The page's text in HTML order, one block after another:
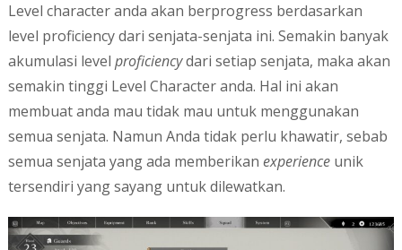
Level character anda akan berprogress berdasarkan
level proficiency dari senjata-senjata ini. Semakin banyak
akumulasi level proficiencydari setiap senjata, maka akan
semakin tinggi Level Character anda. Hal ini akan
membuat anda mau tidak mau untuk menggunakan
semua senjata. Namun Anda tidak perlu khawatir, sebab
semua senjata yang ada memberikan experienceunik
tersendiri yang sayang untuk dilewatkan.